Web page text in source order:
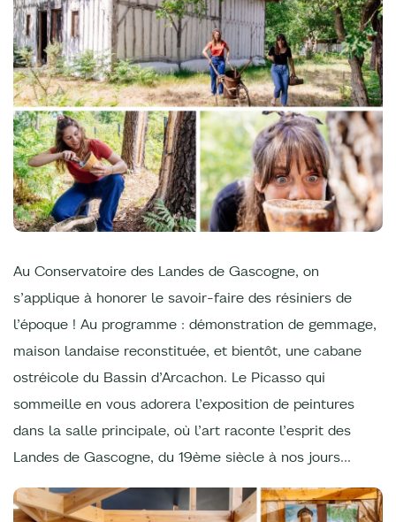
Au Conservatoire des Landes de Gascogne, on
s’applique à honorer le savoir-faire des résiniers de
l’époque ! Au programme : démonstration de gemmage,
maison landaise reconstituée, et bientôt, une cabane
ostréicole du Bassin d’Arcachon. Le Picasso qui
sommeille en vous adorera l’exposition de peintures
dans la salle principale, où l’art raconte l’esprit des
Landes de Gascogne, du 19ème siècle à nos jours…